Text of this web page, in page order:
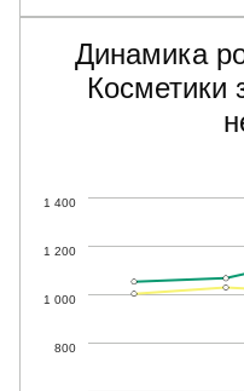
Динамика
Косметики